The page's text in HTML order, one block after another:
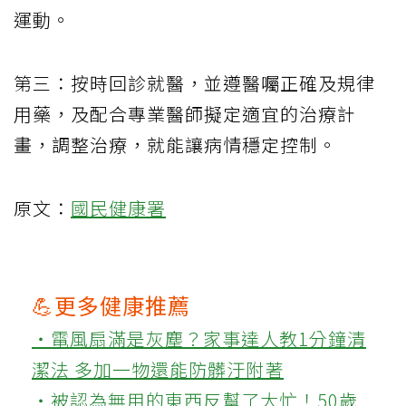
運動。
第三：按時回診就醫，並遵醫囑正確及規律
用藥，及配合專業醫師擬定適宜的治療計
畫，調整治療，就能讓病情穩定控制。
原文： 國民健康署
💪更多健康推薦
‧電風扇滿是灰塵？家事達人教1分鐘清
潔法 多加一物還能防髒汙附著
‧被認為無用的東西反幫了大忙！50歲